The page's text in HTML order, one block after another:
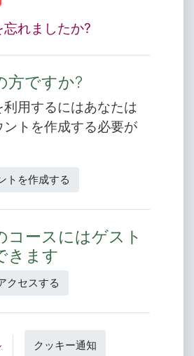
れましたか?
方ですか?
利用するにはあなたは
トを作成する必要が
トを作成する
コースにはゲスト
きます
クセスする
クッキー通知